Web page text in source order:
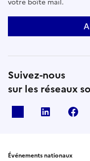
votre boîte mail.
Suivez-nous
sur les réseaux
Linkedin
Événements nationaux